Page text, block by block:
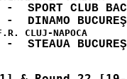
-  SPORT